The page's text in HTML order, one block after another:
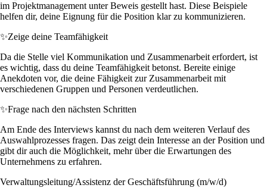
im Projektmanagement unter Beweis gestellt hast. Diese Beispiele
helfen dir, deine Eignung für die Position klar zu kommunizieren.
✨Zeige deine Teamfähigkeit
Da die Stelle viel Kommunikation und Zusammenarbeit erfordert, ist
es wichtig, dass du deine Teamfähigkeit betonst. Bereite einige
Anekdoten vor, die deine Fähigkeit zur Zusammenarbeit mit
verschiedenen Gruppen und Personen verdeutlichen.
✨Frage nach den nächsten Schritten
Am Ende des Interviews kannst du nach dem weiteren Verlauf des
Auswahlprozesses fragen. Das zeigt dein Interesse an der Position und
gibt dir auch die Möglichkeit, mehr über die Erwartungen des
Unternehmens zu erfahren.
Verwaltungsleitung/Assistenz der Geschäftsführung (m/w/d)